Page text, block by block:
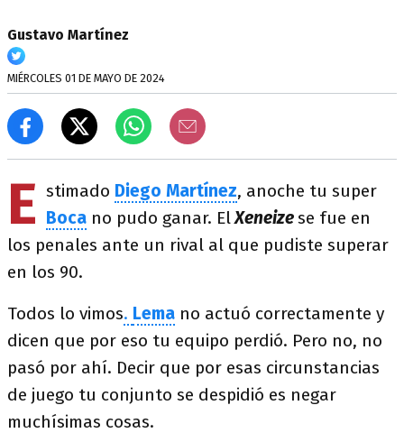
Gustavo Martínez
MIÉRCOLES 01 DE MAYO DE 2024
E stimado Diego Martínez, anoche tu super
Boca no pudo ganar. ElXeneizese fue en
los penales ante un rival al que pudiste superar
en los 90.
Todos lo vimos. Lema no actuó correctamente y
dicen que por eso tu equipo perdió. Pero no, no
pasó por ahí. Decir que por esas circunstancias
de juego tu conjunto se despidió es negar
muchísimas cosas.